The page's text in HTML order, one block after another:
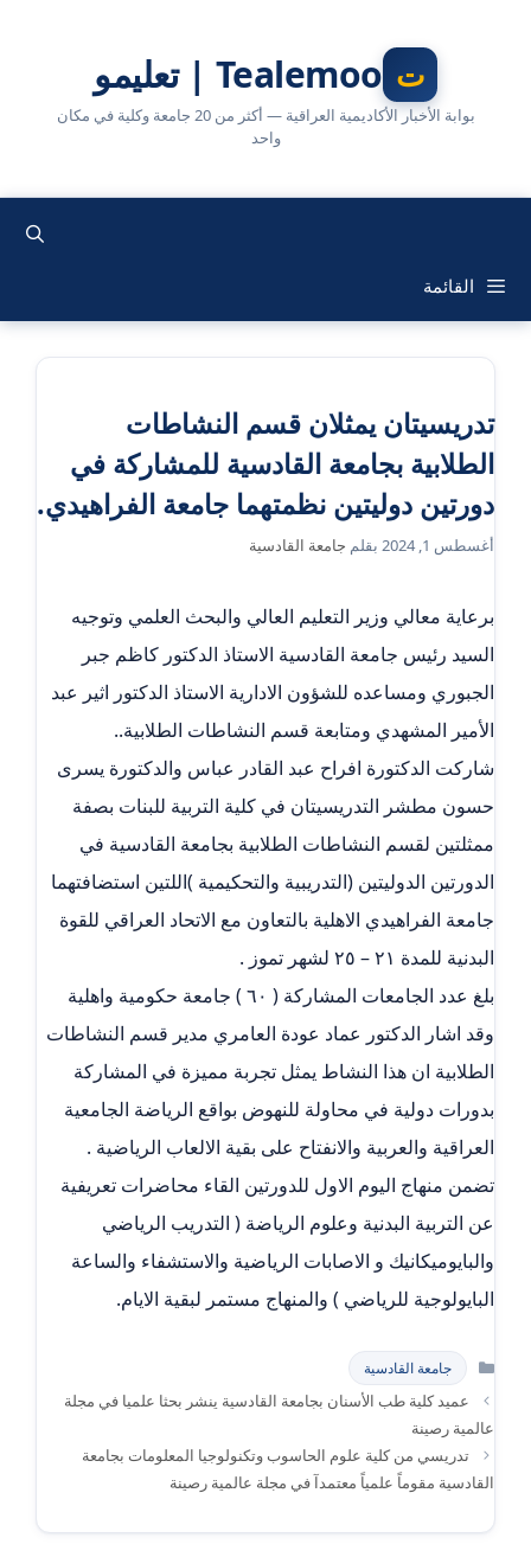
Tealemoo | تعليمو
بوابة الأخبار الأكاديمية العراقية — أكثر من 20 جامعة وكلية في مكان
واحد
القائمة
تدريسيتان يمثلان قسم النشاطات
الطلابية بجامعة القادسية للمشاركة في
دورتين دوليتين نظمتهما جامعة الفراهيدي.
أغسطس 1, 2024 بقلم جامعة القادسية
برعاية معالي وزير التعليم العالي والبحث العلمي وتوجيه
السيد رئيس جامعة القادسية الاستاذ الدكتور كاظم جبر
الجبوري ومساعده للشؤون الادارية الاستاذ الدكتور اثير عبد
الأمير المشهدي ومتابعة قسم النشاطات الطلابية..
شاركت الدكتورة افراح عبد القادر عباس والدكتورة يسرى
حسون مطشر التدريسيتان في كلية التربية للبنات بصفة
ممثلتين لقسم النشاطات الطلابية بجامعة القادسية في
الدورتين الدوليتين (التدريبية والتحكيمية )اللتين استضافتهما
جامعة الفراهيدي الاهلية بالتعاون مع الاتحاد العراقي للقوة
البدنية للمدة ٢١ – ٢٥ لشهر تموز .
بلغ عدد الجامعات المشاركة ( ٦٠ ) جامعة حكومية واهلية
وقد اشار الدكتور عماد عودة العامري مدير قسم النشاطات
الطلابية ان هذا النشاط يمثل تجربة مميزة في المشاركة
بدورات دولية في محاولة للنهوض بواقع الرياضة الجامعية
العراقية والعربية والانفتاح على بقية الالعاب الرياضية .
تضمن منهاج اليوم الاول للدورتين القاء محاضرات تعريفية
عن التربية البدنية وعلوم الرياضة ( التدريب الرياضي
والبايوميكانيك و الاصابات الرياضية والاستشفاء والساعة
البايولوجية للرياضي ) والمنهاج مستمر لبقية الايام.
التصنيفات
جامعة القادسية
عميد كلية طب الأسنان بجامعة القادسية ينشر بحثا علميا في مجلة
عالمية رصينة
تدريسي من كلية علوم الحاسوب وتكنولوجيا المعلومات بجامعة
القادسية مقوماً علمياً معتمدآ في مجلة عالمية رصينة